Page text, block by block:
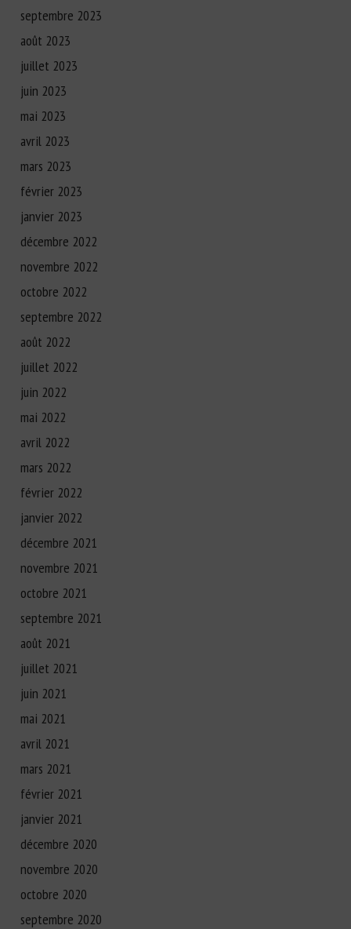
septembre 2023
août 2023
juillet 2023
juin 2023
mai 2023
avril 2023
mars 2023
février 2023
janvier 2023
décembre 2022
novembre 2022
octobre 2022
septembre 2022
août 2022
juillet 2022
juin 2022
mai 2022
avril 2022
mars 2022
février 2022
janvier 2022
décembre 2021
novembre 2021
octobre 2021
septembre 2021
août 2021
juillet 2021
juin 2021
mai 2021
avril 2021
mars 2021
février 2021
janvier 2021
décembre 2020
novembre 2020
octobre 2020
septembre 2020